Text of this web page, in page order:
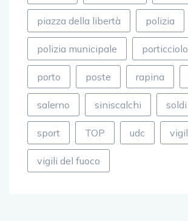
piazza della libertà polizia
polizia municipale
porto poste rapina
salerno siniscalchi soldi
sport TOP udc
vigili del fuoco